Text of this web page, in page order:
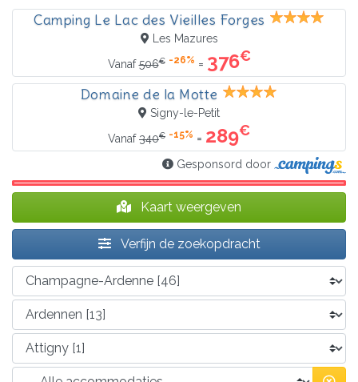
Camping Le Lac des Vieilles Forges
Les Mazures
Vanaf506€ -26% = 376€
Domaine de la Motte
Signy-le-Petit
Vanaf340€ -15% = 289€
Gesponsord door
Kaart weergeven
Verfijn de zoekopdracht